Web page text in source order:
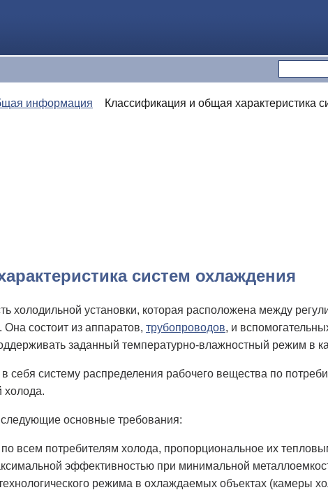
информация Классификация и общая характеристика
систем охлаждения
холодильной установки, которая расположена между
состоит из аппаратов, трубопроводов, и
заданный температурно-влажностный режим в
систему распределения рабочего вещества по
холода.
основные требования:
всем потребителям холода, пропорциональное их
эффективностью при минимальной
режима в охлаждаемых объектах (камеры